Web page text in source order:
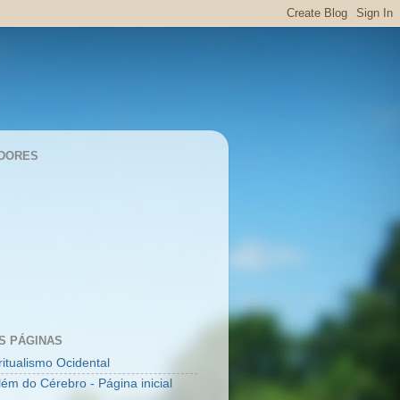
PÁGINAS
Ocidental
do Cérebro - Página inicial